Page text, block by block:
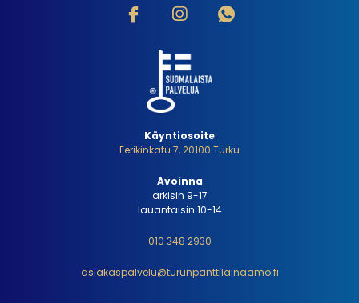
Käyntiosoite
Eerikinkatu 7, 20100 Turku
Avoinna
arkisin 9-17
lauantaisin 10-14
010 348 2930
asiakaspalvelu@turunpanttilainaamo.fi